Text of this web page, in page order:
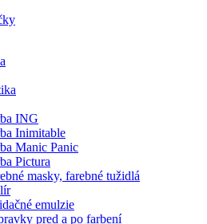
ING
Inimitable
Manic Panic
Pictura
masky, farebné tužidlá
emulzie
pred a po farbení